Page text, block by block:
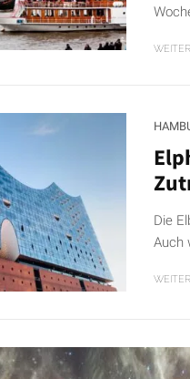
Die
Auch